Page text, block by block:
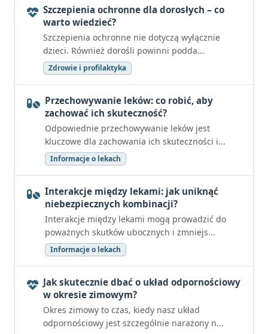
Szczepienia ochronne dla dorosłych – co
warto wiedzieć?
Szczepienia ochronne nie dotyczą wyłącznie
dzieci. Również dorośli powinni podda...
Zdrowie i profilaktyka
Przechowywanie leków: co robić, aby
zachować ich skuteczność?
Odpowiednie przechowywanie leków jest
kluczowe dla zachowania ich skuteczności i...
Informacje o lekach
Interakcje między lekami: jak uniknąć
niebezpiecznych kombinacji?
Interakcje między lekami mogą prowadzić do
poważnych skutków ubocznych i zmniejs...
Informacje o lekach
Jak skutecznie dbać o układ odpornościowy
w okresie zimowym?
Okres zimowy to czas, kiedy nasz układ
odpornościowy jest szczególnie narażony n...